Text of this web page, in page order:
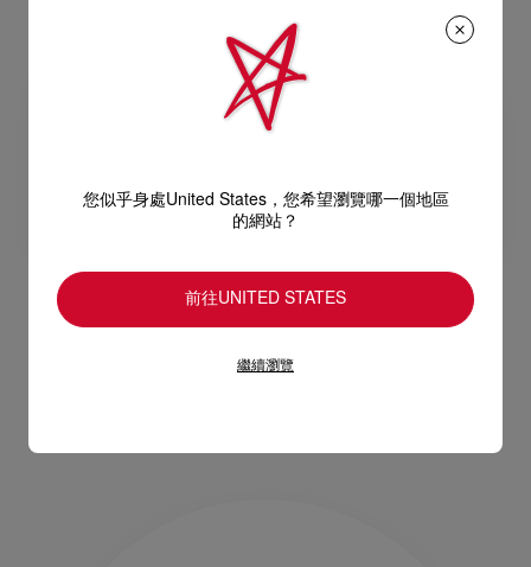
Tape à l'Oeil
液體眼影 - Agathe
您似乎身處United States，您希望瀏覽哪一個地區
的網站？
前往UNITED STATES
繼續瀏覽